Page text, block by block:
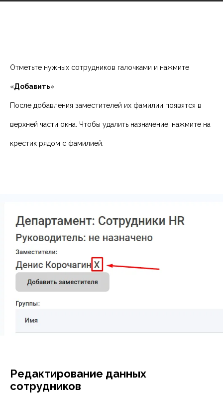
Отметьте нужных сотрудников галочками и нажмите
«Добавить».
После добавления заместителей их фамилии появятся в
верхней части окна. Чтобы удалить назначение, нажмите на
крестик рядом с фамилией.
Редактирование данных
сотрудников